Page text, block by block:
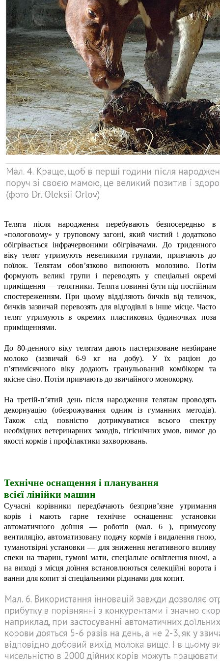
Телята після народження перебувають безпосередньо в
«пологовому» у груповому загоні, який чистий і додатково
обігрівається інфрачервоними обігрівачами. До триденного
віку телят утримують невеликими групами, привчають до
поїлок. Телятам обов’язково випоюють молозиво. Потім
формують великі групи і переводять у спеціальні окремі
приміщення — телятники. Телята повинні бути під постійним
спостереженням. При цьому відділяють бичків від теличок,
бичків зазвичай перевозять для відгодівлі в інше місце. Часто
телят утримують в окремих пластикових будиночках поза
приміщеннями.
До 80-денного віку телятам дають пастеризоване незбиране
молоко (зазвичай 6-9 кг на добу). У їх раціон до
п’ятимісячного віку додають гранульований комбікорм та
якісне сіно. Потім привчають до звичайного монокорму.
На третій-п’ятий день після народження телятам проводять
декорнуацію (обезрожування одним із гуманних методів).
Також слід повністю дотримуватися всього спектру
необхідних ветеринарних заходів, гігієнічних умов, вимог до
якості кормів і профілактики захворювань.
Технічне оснащення і планування
всієї лінійки машин
Сучасні корівники передбачають безприв’язне утримання
корів і мають гарне технічне оснащення: установки
автоматичного доїння — роботів (мал. 6 ), примусову
вентиляцію, автоматизовану подачу кормів і видалення гною,
туманотвірні установки — для зниження негативного впливу
спеки на тварин, гумові мати, спеціальне освітлення вночі, а
на виході з місця доїння встановлюються селекційні ворота і
ванни для копит зі спеціальними рідинами для копит.